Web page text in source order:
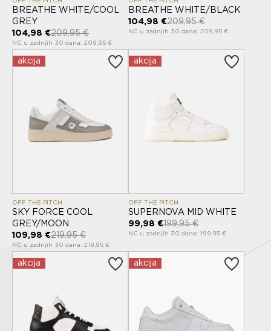
BREATHE WHITE/COOL
GREY
104,98 €209,95 €
NC u zadnjih 30 dana: 209,95 €
BREATHE WHITE/BLACK
104,98 €209,95 €
NC u zadnjih 30 dana: 209,95 €
akcija
OFF THE PITCH
SKY FORCE COOL
GREY/MOON
109,98 €219,95 €
NC u zadnjih 30 dana: 219,95 €
akcija
OFF THE PITCH
SUPERNOVA MID WHITE
99,98 €199,95 €
NC u zadnjih 30 dana: 199,95 €
akcija akcija